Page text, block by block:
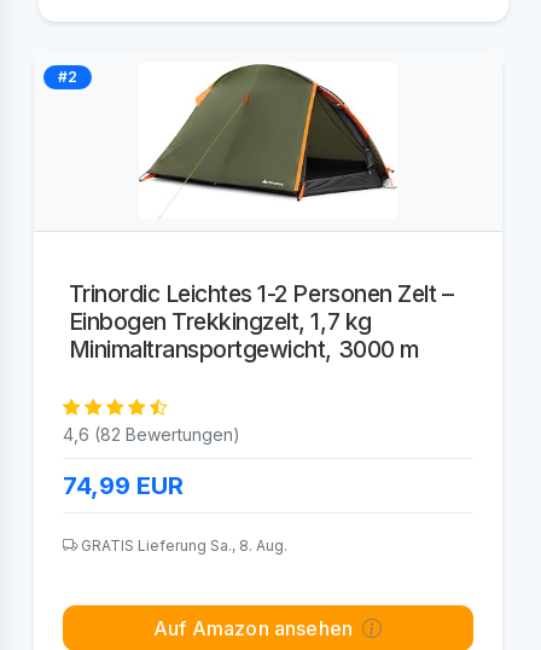
#2
Trinordic Leichtes 1-2 Personen Zelt –
Einbogen Trekkingzelt, 1,7 kg
Minimaltransportgewicht, 3000 m
4,6 (82 Bewertungen)
74,99 EUR
GRATIS Lieferung Sa., 8. Aug.
Auf Amazon ansehen